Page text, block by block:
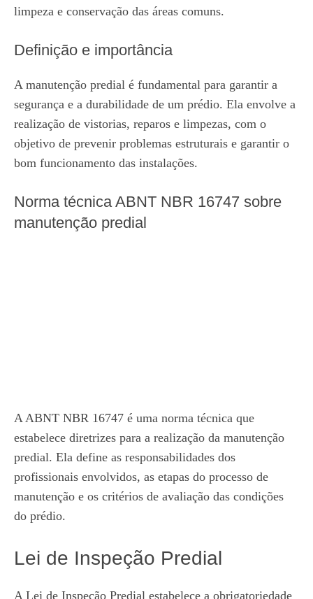
limpeza e conservação das áreas comuns.
Definição e importância
A manutenção predial é fundamental para garantir a
segurança e a durabilidade de um prédio. Ela envolve a
realização de vistorias, reparos e limpezas, com o
objetivo de prevenir problemas estruturais e garantir o
bom funcionamento das instalações.
Norma técnica ABNT NBR 16747 sobre
manutenção predial
A ABNT NBR 16747 é uma norma técnica que
estabelece diretrizes para a realização da manutenção
predial. Ela define as responsabilidades dos
profissionais envolvidos, as etapas do processo de
manutenção e os critérios de avaliação das condições
do prédio.
Lei de Inspeção Predial
A Lei de Inspeção Predial estabelece a obrigatoriedade